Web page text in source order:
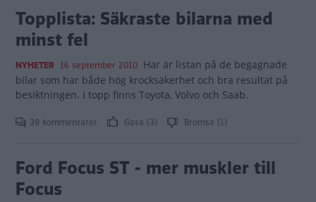
Topplista: Säkraste bilarna med
minst fel
NYHETER 16 september 2010 Här är listan på de begagnade
bilar som har både hög krocksäkerhet och bra resultat på
besiktningen. I topp finns Toyota, Volvo och Saab.
39 kommentarer Gasa (3) Bromsa (1)
Ford Focus ST - mer muskler till
Focus